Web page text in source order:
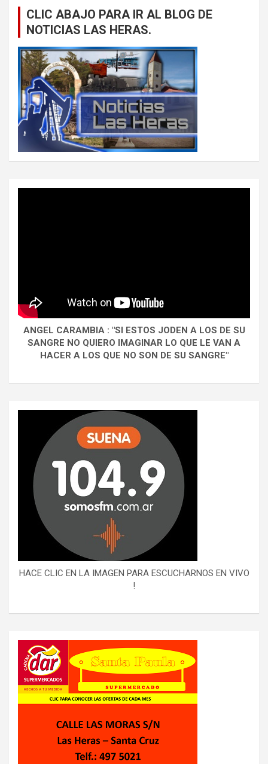
CLIC ABAJO PARA IR AL BLOG DE
NOTICIAS LAS HERAS.
ANGEL CARAMBIA : "SI ESTOS JODEN A LOS DE SU
SANGRE NO QUIERO IMAGINAR LO QUE LE VAN A
HACER A LOS QUE NO SON DE SU SANGRE"
HACE CLIC EN LA IMAGEN PARA ESCUCHARNOS EN VIVO
!